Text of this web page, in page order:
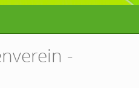
-